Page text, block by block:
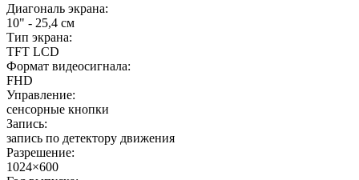
Диагональ экрана:
10" - 25,4 см
Тип экрана:
TFT LCD
Формат видеосигнала:
FHD
Управление:
сенсорные кнопки
Запись:
запись по детектору движения
Разрешение:
1024×600